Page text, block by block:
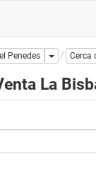
Penedes Dropdown
Cerca
La